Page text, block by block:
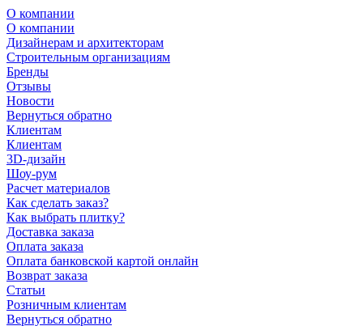
О компании
О компании
Дизайнерам и архитекторам
Строительным организациям
Бренды
Отзывы
Новости
Вернуться обратно
Клиентам
Клиентам
3D-дизайн
Шоу-рум
Расчет материалов
Как сделать заказ?
Как выбрать плитку?
Доставка заказа
Оплата заказа
Оплата банковской картой онлайн
Возврат заказа
Статьи
Розничным клиентам
Вернуться обратно